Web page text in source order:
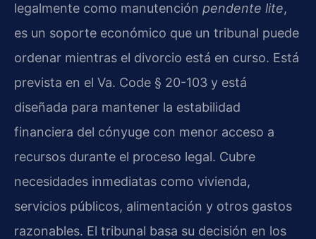
legalmente como manutención pendente lite,
es un soporte económico que un tribunal puede
ordenar mientras el divorcio está en curso. Está
prevista en el Va. Code § 20-103 y está
diseñada para mantener la estabilidad
financiera del cónyuge con menor acceso a
recursos durante el proceso legal. Cubre
necesidades inmediatas como vivienda,
servicios públicos, alimentación y otros gastos
razonables. El tribunal basa su decisión en los